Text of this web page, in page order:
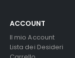
ACCOUNT
Il mio Account
Lista dei Desideri